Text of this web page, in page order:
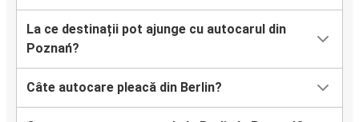
La ce destinații pot ajunge cu autocarul din
Poznań?
Câte autocare pleacă din Berlin?